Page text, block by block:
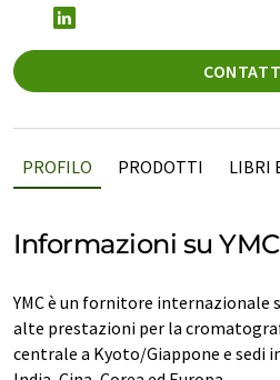
PROFILO PRODOTTI LIBRI
Informazioni su YMC
YMC è un fornitore
alte prestazioni per la
centrale a Kyoto/Giappone e sedi